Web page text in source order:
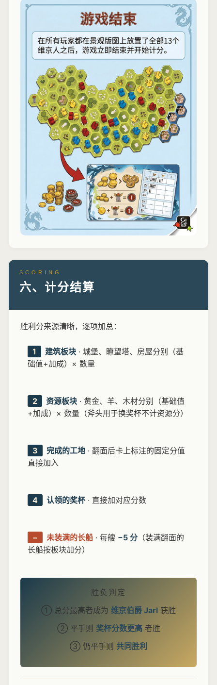
SCORING
六、计分结算
胜利分来源清晰，逐项加总：
1 建筑板块· 城堡、瞭望塔、房屋分别（基
础值+加成）× 数量
2 资源板块· 黄金、羊、木材分别（基础值
+加成）× 数量（斧头用于换奖杯不计资源分）
3 完成的工地· 翻面后卡上标注的固定分值
直接加入
4 认领的奖杯· 直接加对应分数
− 未装满的长船· 每艘 −5 分（装满翻面的
长船按板块加分）
胜负判定
① 总分最高者成为 维京伯爵 Jarl 获胜
② 平手则 奖杯分数更高者胜
③ 仍平手则 共同胜利